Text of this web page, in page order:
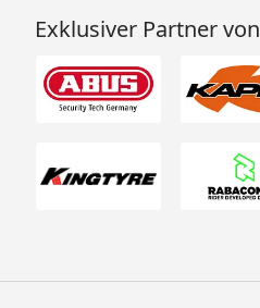
Exklusiver Partner von